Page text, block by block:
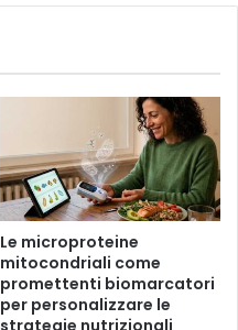
Le microproteine ​​
mitocondriali come
promettenti biomarcatori
per personalizzare le
strategie nutrizionali